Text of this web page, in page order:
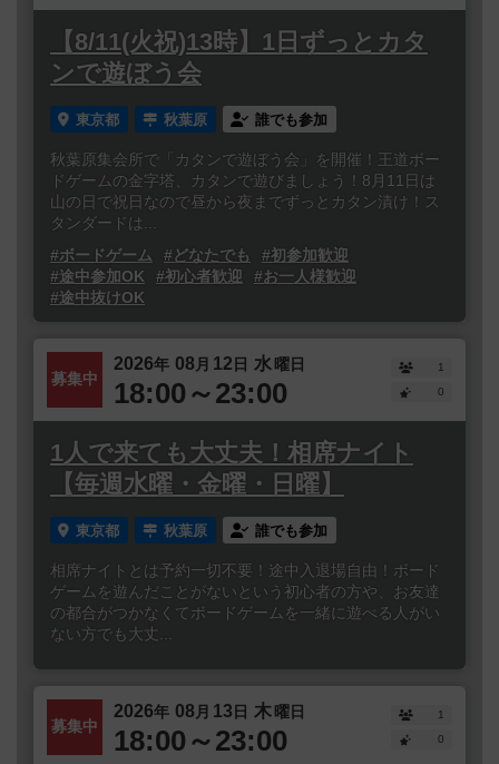
【8/11(火祝)13時】1日ずっとカタ
ンで遊ぼう会
東京都 秋葉原 誰でも参加
秋葉原集会所で「カタンで遊ぼう会」を開催！王道ボー
ドゲームの金字塔、カタンで遊びましょう！8月11日は
山の日で祝日なので昼から夜までずっとカタン漬け！ス
タンダードは...
#ボードゲーム
#どなたでも
#初参加歓迎
#途中参加OK
#初心者歓迎
#お一人様歓迎
#途中抜けOK
募集中
2026年 08 月 12日 水曜日
18:00～23:00
1
0
1人で来ても大丈夫！相席ナイト
【毎週水曜・金曜・日曜】
東京都 秋葉原 誰でも参加
相席ナイトとは予約一切不要！途中入退場自由！ボード
ゲームを遊んだことがないという初心者の方や、お友達
の都合がつかなくてボードゲームを一緒に遊べる人がい
ない方でも大丈...
募集中
2026年 08 月 13日 木曜日
18:00～23:00
1
0